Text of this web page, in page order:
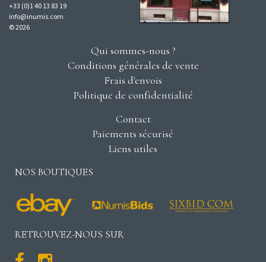
+33 (0)1 40 13 83 19
info@inumis.com
© 2026
Qui sommes-nous ?
Conditions générales de vente
Frais d'envois
Politique de confidentialité
Contact
Paiements sécurisé
Liens utiles
NOS BOUTIQUES
RETROUVEZ-NOUS SUR